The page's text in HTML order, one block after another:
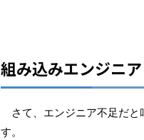
組み込みエンジニ
さて、エンジニア不足だと
す。